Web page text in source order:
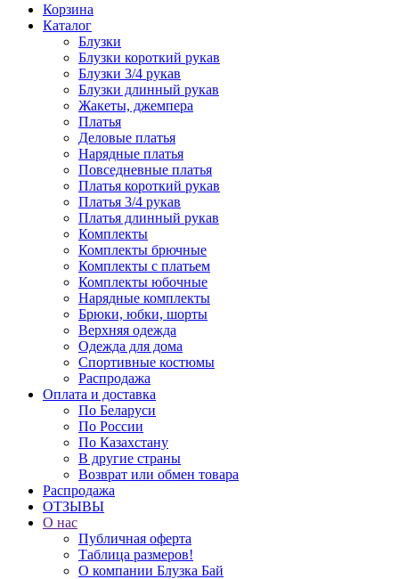
Корзина
Каталог
Блузки
Блузки короткий рукав
Блузки 3/4 рукав
Блузки длинный рукав
Жакеты, джемпера
Платья
Деловые платья
Нарядные платья
Повседневные платья
Платья короткий рукав
Платья 3/4 рукав
Платья длинный рукав
Комплекты
Комплекты брючные
Комплекты с платьем
Комплекты юбочные
Нарядные комплекты
Брюки, юбки, шорты
Верхняя одежда
Одежда для дома
Спортивные костюмы
Распродажа
Оплата и доставка
По Беларуси
По России
По Казахстану
В другие страны
Возврат или обмен товара
Распродажа
ОТЗЫВЫ
О нас
Публичная оферта
Таблица размеров!
О компании Блузка Бай